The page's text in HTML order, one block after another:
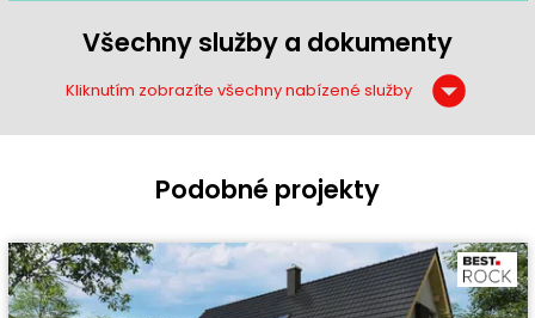
Všechny služby a dokumenty
Kliknutím zobrazíte všechny nabízené služby
Podobné projekty